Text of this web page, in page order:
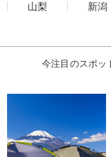
山梨
新潟
今注目のスポッ